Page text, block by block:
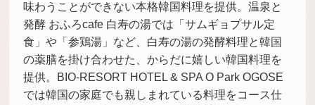
味わうことができない本格韓国料理を提供。温泉と
発酵 おふろcafe 白寿の湯では「サムギョプサル定
食」や「参鶏湯」など、白寿の湯の発酵料理と韓国
の薬膳を掛け合わせた、からだに嬉しい韓国料理を
提供。BIO-RESORT HOTEL & SPA O Park OGOSE
では韓国の家庭でも親しまれている料理をコース仕